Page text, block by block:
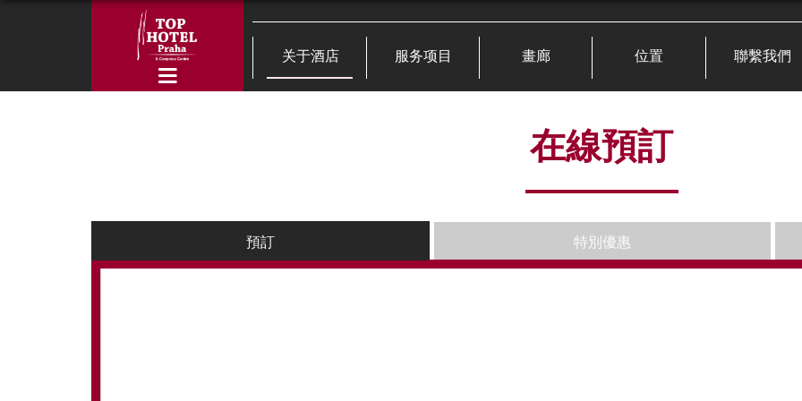
关于酒店 服务项目 畫廊 位置 聯繫我們
在線預訂
預訂 特別優惠